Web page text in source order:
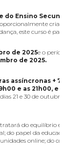
do Ensino
este curso é para
de 2025e o
de 2025.
assíncronas + 7
e as 21h00, e
21 e 30 de outubro,
tratará do equilíbrio
do papel da
online; do